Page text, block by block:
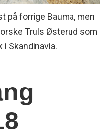
på forrige Bauma, men
Truls Østerud som
i Skandinavia.